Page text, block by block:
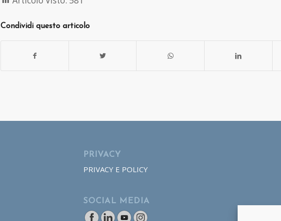
Condividi questo articolo
PRIVACY
PRIVACY E POLICY
SOCIAL MEDIA